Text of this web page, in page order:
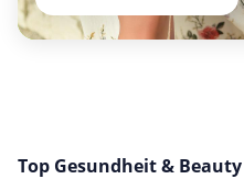
Top Gesundheit &